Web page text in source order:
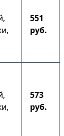
551
руб.
573
руб.